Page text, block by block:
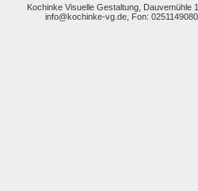
Kochinke Visuelle Gestaltung, Dauvemühle
info@kochinke-vg.de, Fon: